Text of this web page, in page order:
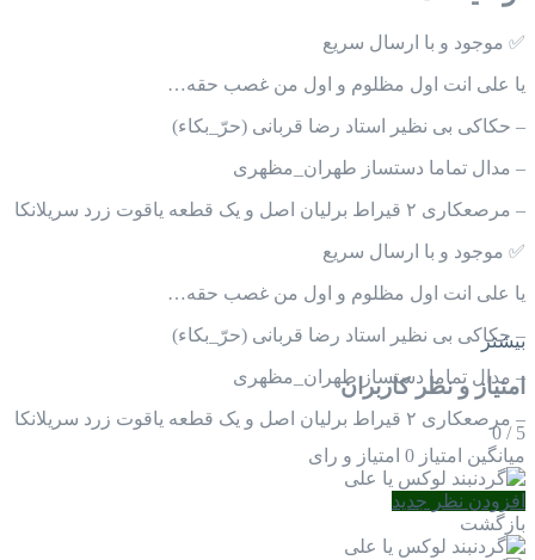
✅ موجود و با ارسال سریع
یا علی انت اول مظلوم و اول من غصب حقه…
– حکاکی بی نظیر استاد رضا قربانی (حرّ_بکاء)
– مدال تماما دستساز طهران_مظهری
– مرصعکاری ۲ قیراط برلیان اصل و یک قطعه یاقوت زرد سریلانکا
✅ موجود و با ارسال سریع
یا علی انت اول مظلوم و اول من غصب حقه…
– حکاکی بی نظیر استاد رضا قربانی (حرّ_بکاء)
– مدال تماما دستساز طهران_مظهری
– مرصعکاری ۲ قیراط برلیان اصل و یک قطعه یاقوت زرد سریلانکا
بیشتر
امتیاز و نظر کاربران
5
/
0
میانگین امتیاز 0 امتیاز و رای
افزودن نظر جدید
بازگشت